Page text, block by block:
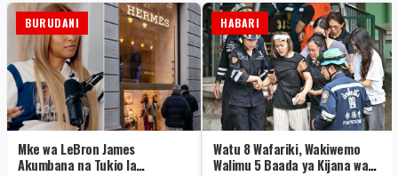
BURUDANI
Mke wa LeBron James
Akumbana na Tukio la
HABARI
Watu 8 Wafariki, Wakiwemo
Walimu 5 Baada ya Kijana wa